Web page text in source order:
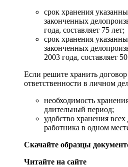
срок хранения
законченных
года, составляет 75 лет;
срок хранения
законченных
2003 года, составляет
Если решите хранить
ответственности в личном
необходимость
длительный период;
удобство хранения
работника в одном
Скачайте образцы
Читайте на сайте